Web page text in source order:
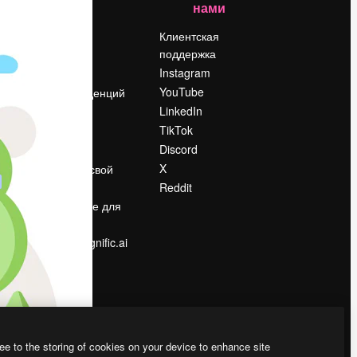
Поиск тенденций
Продайте свой
Помещение для
Ищете magnific.ai
нами
Клиентская
поддержка
Instagram
YouTube
LinkedIn
TikTok
Discord
X
Reddit
to the storing of cookies on your device to enhance site